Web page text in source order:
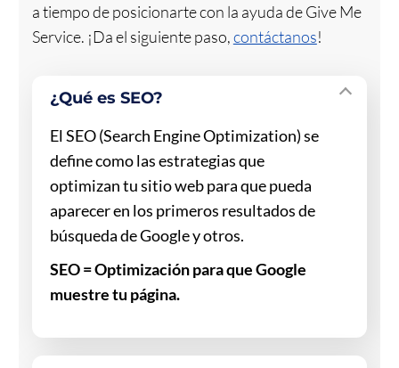
a tiempo de posicionarte con la ayuda de Give Me
Service. ¡Da el siguiente paso,contáctanos!
¿Qué es SEO?
El SEO (Search Engine Optimization) se
define como las estrategias que
optimizan tu sitio web para que pueda
aparecer en los primeros resultados de
búsqueda de Google y otros.
SEO = Optimización para que Google
muestre tu página.